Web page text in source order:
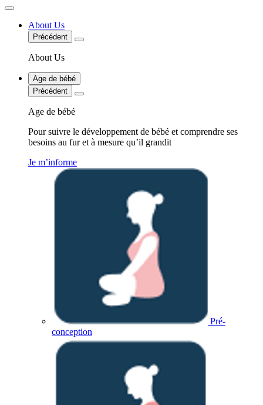
About Us
Précédent
About Us
Age de bébé
Précédent
Age de bébé
Pour suivre le développement de bébé et comprendre ses
besoins au fur et à mesure qu’il grandit
Je m’informe
Pré-
conception